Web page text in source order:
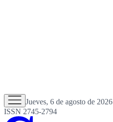
Jueves, 6 de agosto de 2026
ISSN 2745-2794